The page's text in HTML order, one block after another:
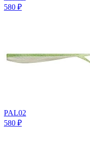
580 ₽
PAL02
580 ₽